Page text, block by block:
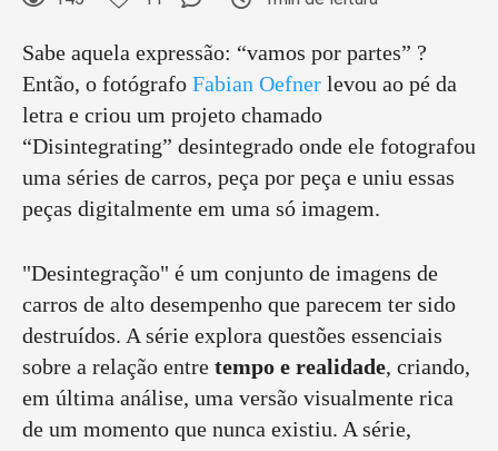
Sabe aquela expressão: “vamos por partes” ?
Então, o fotógrafo Fabian Oefner levou ao pé da
letra e criou um projeto chamado
“Disintegrating” desintegrado onde ele fotografou
uma séries de carros, peça por peça e uniu essas
peças digitalmente em uma só imagem.
"Desintegração" é um conjunto de imagens de
carros de alto desempenho que parecem ter sido
destruídos. A série explora questões essenciais
sobre a relação entre tempo e realidade, criando,
em última análise, uma versão visualmente rica
de um momento que nunca existiu. A série,